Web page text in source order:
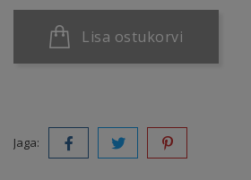
Lisa ostukorvi
Jaga: